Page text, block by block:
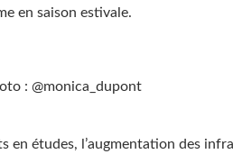
en saison estivale.
: @monica_dupont
en études, l’augmentation des